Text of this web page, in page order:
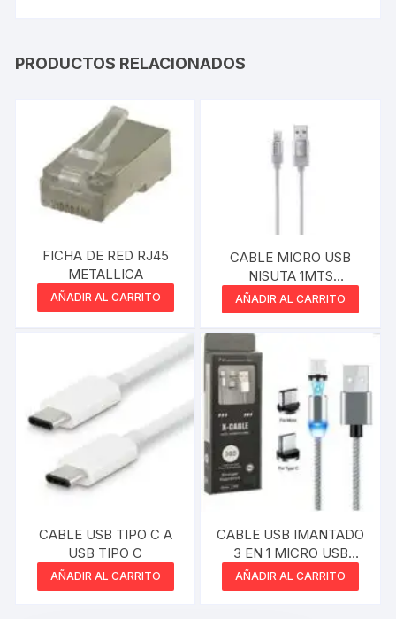
PRODUCTOS RELACIONADOS
FICHA DE RED RJ45
METALLICA
AÑADIR AL CARRITO
CABLE MICRO USB
NISUTA 1MTS
REFORZADO
AÑADIR AL CARRITO
CABLE USB TIPO C A
USB TIPO C
AÑADIR AL CARRITO
CABLE USB IMANTADO
3 EN 1 MICRO USB
LIGHTNING IPHONE
TIPO C
AÑADIR AL CARRITO